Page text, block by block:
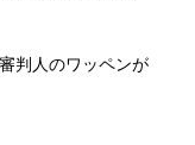
判人のワッペンが